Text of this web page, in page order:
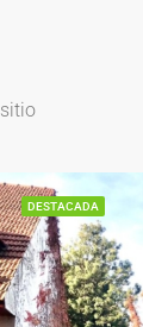
DESTACADA